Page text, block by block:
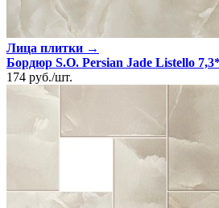
Лица плитки →
Бордюр S.O. Persian Jade Listello
174 руб./шт.